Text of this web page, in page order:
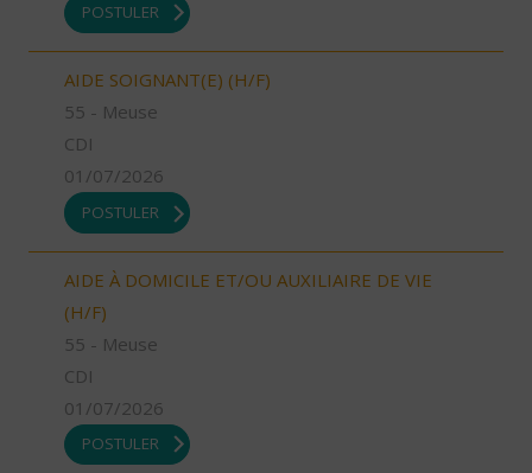
POSTULER
AIDE SOIGNANT(E) (H/F)
55 - Meuse
CDI
01/07/2026
POSTULER
AIDE À DOMICILE ET/OU AUXILIAIRE DE VIE
(H/F)
55 - Meuse
CDI
01/07/2026
POSTULER